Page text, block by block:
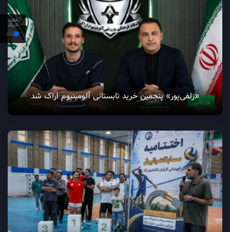
حالت
تاریک
ورزشی«زلفی‌پور» پنجمین خرید تابستانی آلومینیوم اراک شد